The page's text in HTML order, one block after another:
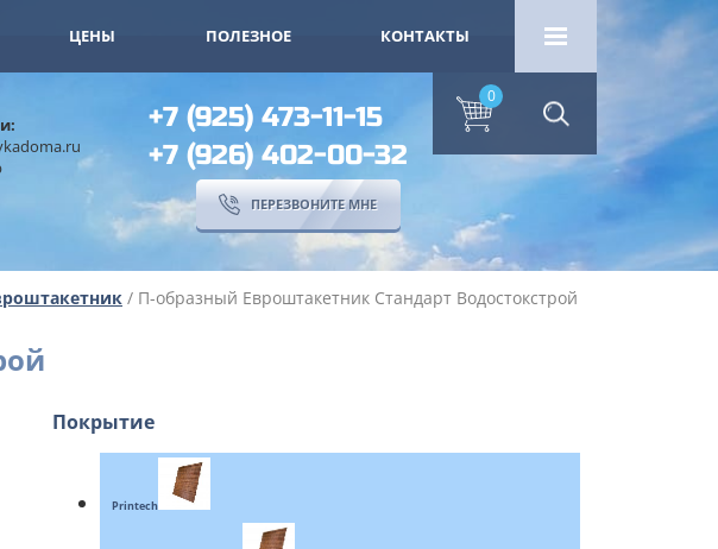
ЦЕНЫ ПОЛЕЗНОЕ КОНТАКТЫ
0
+7 (925) 473-11-15
+7 (926) 402-00-32
ПЕРЕЗВОНИТЕ МНЕ
/ П-образный Евроштакетник Стандарт Водостокстрой
Покрытие
Printech